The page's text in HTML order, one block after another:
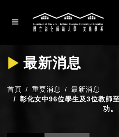
最新消息
首頁 重要消息
最新消息
彰化女中96位學生及3位教師
功。